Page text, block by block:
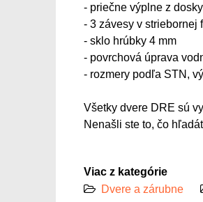
- priečne výplne z
- 3 závesy v striebornej
- sklo hrúbky 4 mm
- povrchová úprava
- rozmery podľa STN,
Všetky dvere DRE sú
Nenašli ste to, čo
Viac z kategórie
Dvere a zárubne